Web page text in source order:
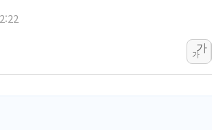
정부, 한화오션·에코
국표원, 해외직구 물
쉐이크쉑, 남양주 현대
정부혁신 우수사례 세
부모가 정부24에서
소방청, 전국 시·도
가
가